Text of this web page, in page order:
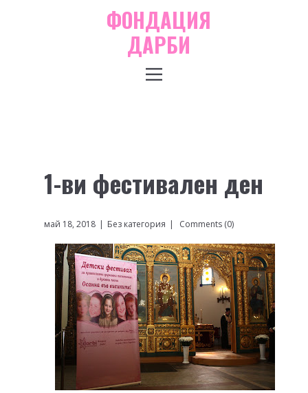
ФОНДАЦИЯ
ДАРБИ
1-ви фестивален ден
май 18, 2018 Без категория Comments (0)